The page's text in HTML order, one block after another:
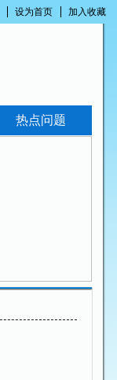
设为首页 加入收藏
热点问题